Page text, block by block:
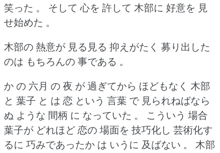
笑った 。
そして 心を 許して 木部に 好意を 見
せ始めた 。
木部の 熱意が 見る見る 抑えがたく 募り出した
のは もちろんの 事である 。
か の 六月 の 夜 が 過ぎてから ほどもなく 木部
と 葉子 と は 恋 という 言葉 で 見られねばなら
ぬ ような 間柄 に なっていた 。
こういう 場合
葉子が どれほど 恋の 場面を 技巧化し 芸術化す
るに 巧みであったか は いうに 及ばない 。
木部